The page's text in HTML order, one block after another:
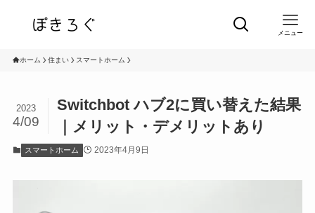
メニュー
ホーム 住まい スマートホーム
Switchbot ハブ2に買い替えた結果
｜メリット・デメリットあり
2023
4/09
スマートホーム 2023年4月9日